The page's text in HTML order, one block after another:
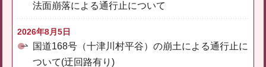
法面崩落による通行止について
2026年8月5日
国道168号（十津川村平谷）の崩土による通行止に
ついて(迂回路有り)